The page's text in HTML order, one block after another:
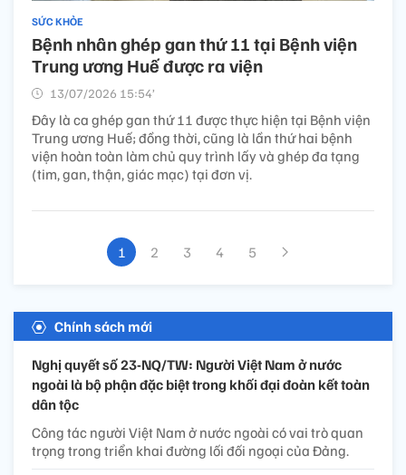
SỨC KHỎE
Bệnh nhân ghép gan thứ 11 tại Bệnh viện
Trung ương Huế được ra viện
13/07/2026 15:54’
Đây là ca ghép gan thứ 11 được thực hiện tại Bệnh viện
Trung ương Huế; đồng thời, cũng là lần thứ hai bệnh
viện hoàn toàn làm chủ quy trình lấy và ghép đa tạng
(tim, gan, thận, giác mạc) tại đơn vị.
1 2 3 4 5
Chính sách mới
Nghị quyết số 23-NQ/TW: Người Việt Nam ở nước
ngoài là bộ phận đặc biệt trong khối đại đoàn kết toàn
dân tộc
Công tác người Việt Nam ở nước ngoài có vai trò quan
trọng trong triển khai đường lối đối ngoại của Đảng.